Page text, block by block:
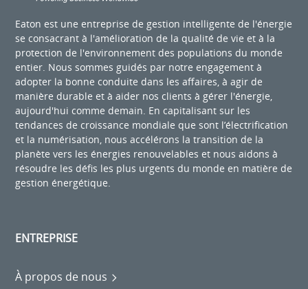
Eaton est une entreprise de gestion intelligente de l'énergie
se consacrant à l'amélioration de la qualité de vie et à la
protection de l'environnement des populations du monde
entier. Nous sommes guidés par notre engagement à
adopter la bonne conduite dans les affaires, à agir de
manière durable et à aider nos clients à gérer l'énergie,
aujourd'hui comme demain. En capitalisant sur les
tendances de croissance mondiale que sont l’électrification
et la numérisation, nous accélérons la transition de la
planète vers les énergies renouvelables et nous aidons à
résoudre les défis les plus urgents du monde en matière de
gestion énergétique.
ENTREPRISE
À propos de nous